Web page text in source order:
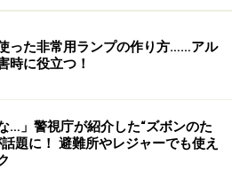
ています。
注意すべきポイントや必
る
った非常用ランプの作り方……アル
時に役立つ！
…」警視庁が紹介した“ズボンのた
題に！ 避難所やレジャーでも使え